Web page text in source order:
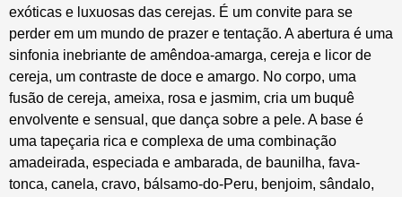
exóticas e luxuosas das cerejas. É um convite para se
perder em um mundo de prazer e tentação. A abertura é uma
sinfonia inebriante de amêndoa-amarga, cereja e licor de
cereja, um contraste de doce e amargo. No corpo, uma
fusão de cereja, ameixa, rosa e jasmim, cria um buquê
envolvente e sensual, que dança sobre a pele. A base é
uma tapeçaria rica e complexa de uma combinação
amadeirada, especiada e ambarada, de baunilha, fava-
tonca, canela, cravo, bálsamo-do-Peru, benjoim, sândalo,